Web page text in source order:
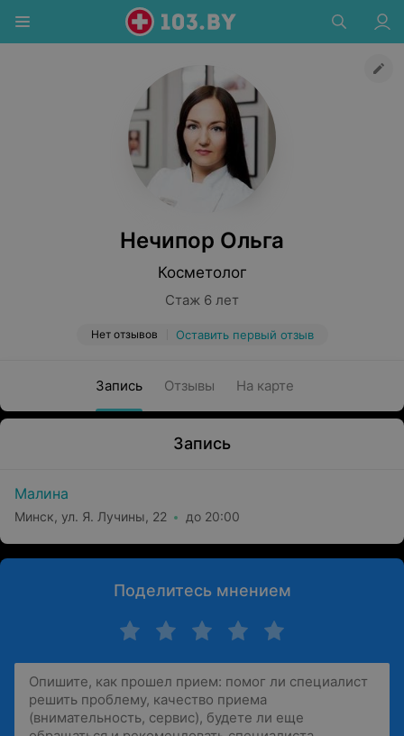
Нечипор Ольга
Косметолог
Стаж 6 лет
Нет отзывов Оставить первый отзыв
Запись Отзывы На карте
Запись
Малина
Минск, ул. Я. Лучины, 22 до 20:00
Поделитесь мнением